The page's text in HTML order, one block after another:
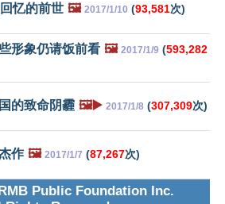
忆的前世 🖼️ 2017/1/10 (93,581次)
形象仍请饭前看 🖼️ 2017/1/9 (593,282
的致命阴霾 🖼️▶️ 2017/1/8 (307,309次)
作 🖼️ 2017/1/7 (87,267次)
Public Foundation Inc.